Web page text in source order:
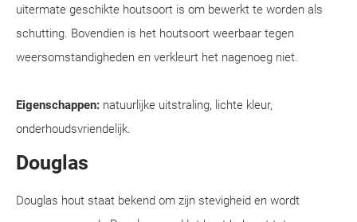
uitermate geschikte houtsoort is om bewerkt te worden als
schutting. Bovendien is het houtsoort weerbaar tegen
weersomstandigheden en verkleurt het nagenoeg niet.
Eigenschappen: natuurlijke uitstraling, lichte kleur,
onderhoudsvriendelijk.
Douglas
Douglas hout staat bekend om zijn stevigheid en wordt